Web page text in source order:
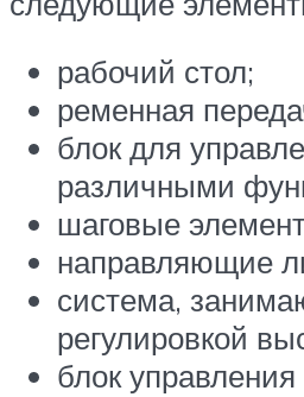
рабочий стол;
ременная
блок для
различными
шаговые
направляющие
система,
регулировкой
блок